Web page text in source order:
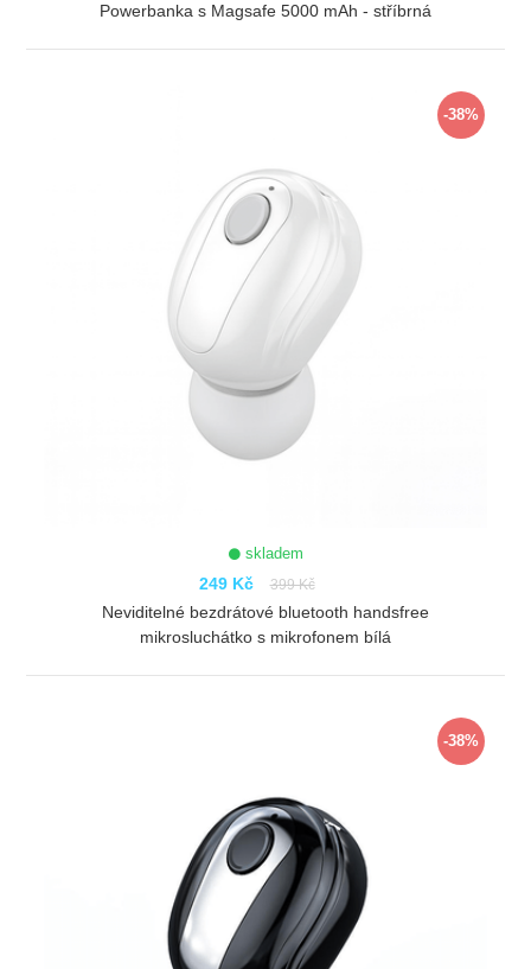
Powerbanka s Magsafe 5000 mAh - stříbrná
-38%
skladem
249 Kč 399 Kč
Neviditelné bezdrátové bluetooth handsfree
mikrosluchátko s mikrofonem bílá
-38%